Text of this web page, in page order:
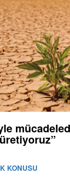
KONUSU